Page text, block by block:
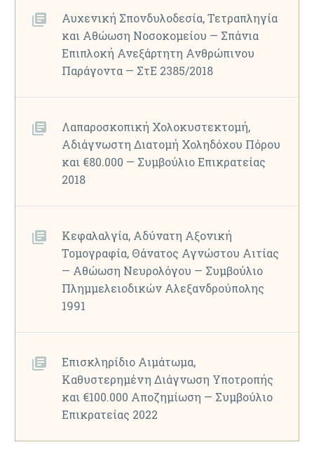
Αυχενική Σπονδυλοδεσία, Τετραπληγία
και Αθώωση Νοσοκομείου — Σπάνια
Επιπλοκή Ανεξάρτητη Ανθρώπινου
Παράγοντα — ΣτΕ 2385/2018
Λαπαροσκοπική Χολοκυστεκτομή,
Αδιάγνωστη Διατομή Χοληδόχου Πόρου
και €80.000 — Συμβούλιο Επικρατείας
2018
Κεφαλαλγία, Αδύνατη Αξονική
Τομογραφία, Θάνατος Αγνώστου Αιτίας
— Αθώωση Νευρολόγου — Συμβούλιο
Πλημμελειοδικών Αλεξανδρούπολης
1991
Επισκληρίδιο Αιμάτωμα,
Καθυστερημένη Διάγνωση Υποτροπής
και €100.000 Αποζημίωση — Συμβούλιο
Επικρατείας 2022